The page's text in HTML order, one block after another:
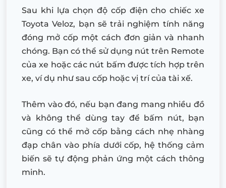
Sau khi lựa chọn độ cốp điện cho chiếc xe
Toyota Veloz, bạn sẽ trải nghiệm tính năng
đóng mở cốp một cách đơn giản và nhanh
chóng. Bạn có thể sử dụng nút trên Remote
của xe hoặc các nút bấm được tích hợp trên
xe, ví dụ như sau cốp hoặc vị trí của tài xế.
Thêm vào đó, nếu bạn đang mang nhiều đồ
và không thể dùng tay để bấm nút, bạn
cũng có thể mở cốp bằng cách nhẹ nhàng
đạp chân vào phía dưới cốp, hệ thống cảm
biến sẽ tự động phản ứng một cách thông
minh.